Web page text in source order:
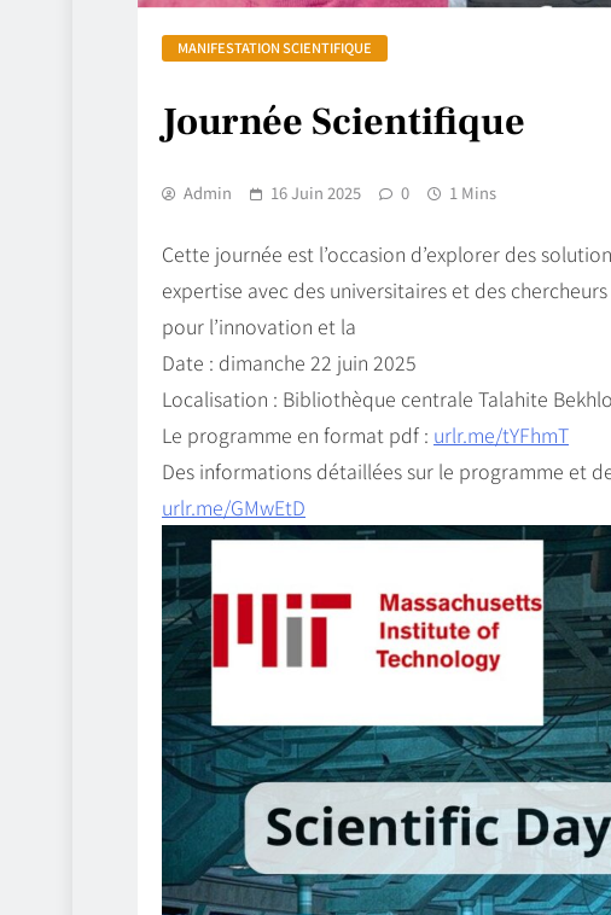
MANIFESTATION SCIENTIFIQUE
Journée Scientifique
Admin 16 Juin 2025 0 1 Mins
Cette journée est l’occasion d’explorer des
expertise avec des universitaires et des
pour l’innovation et la
Date : dimanche 22 juin 2025
Localisation : Bibliothèque centrale Talahite
Le programme en format pdf : urlr.me/tYFhmT
Des informations détaillées sur le programme et
urlr.me/GMwEtD